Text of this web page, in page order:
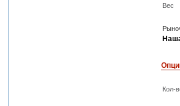
Вес
Кол-